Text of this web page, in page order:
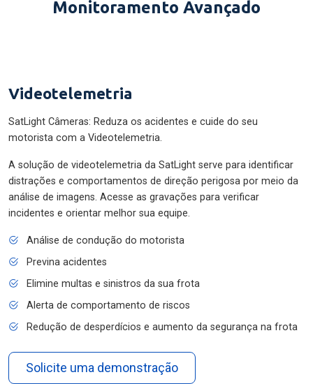
Monitoramento Avançado
Videotelemetria
SatLight Câmeras: Reduza os acidentes e cuide do seu
motorista com a Videotelemetria.
A solução de videotelemetria da SatLight serve para identificar
distrações e comportamentos de direção perigosa por meio da
análise de imagens. Acesse as gravações para verificar
incidentes e orientar melhor sua equipe.
Análise de condução do motorista
Previna acidentes
Elimine multas e sinistros da sua frota
Alerta de comportamento de riscos
Redução de desperdícios e aumento da segurança na frota
Solicite uma demonstração